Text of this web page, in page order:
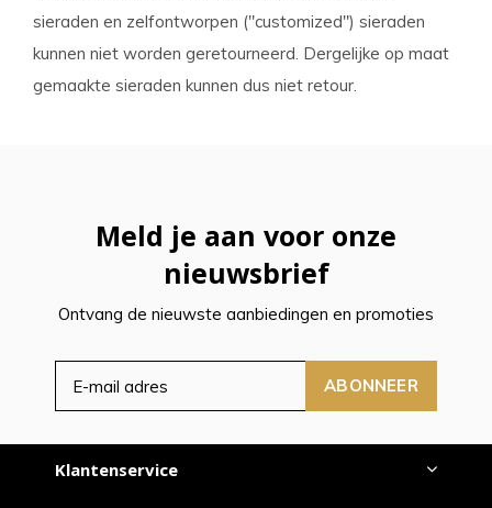
sieraden en zelfontworpen ("customized") sieraden
kunnen niet worden geretourneerd. Dergelijke op maat
gemaakte sieraden kunnen dus niet retour.
Meld je aan voor onze
nieuwsbrief
Ontvang de nieuwste aanbiedingen en promoties
ABONNEER
Klantenservice